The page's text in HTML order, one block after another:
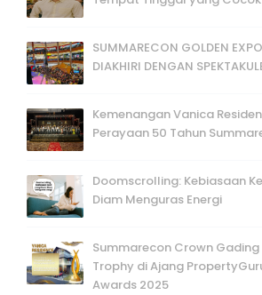
SUMMARECON GOLDEN
DIAKHIRI DENGAN
Kemenangan Vanica
Perayaan 50 Tahun
Doomscrolling: Kebiasaan
Diam Menguras Energi
Summarecon Crown
Trophy di Ajang
Awards 2025